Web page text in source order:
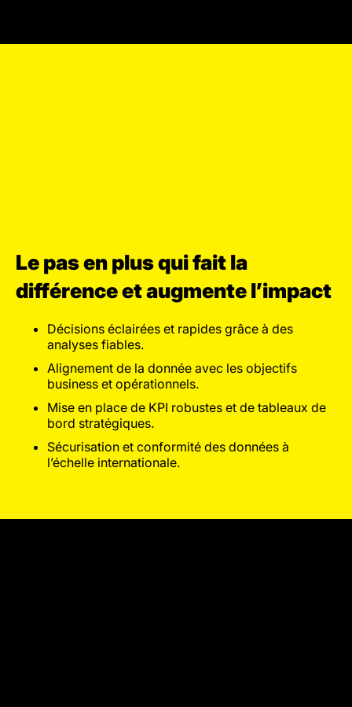
Le pas en plus qui fait la
différence et augmente l’impact
Décisions éclairées et rapides grâce à des
analyses fiables.
Alignement de la donnée avec les objectifs
business et opérationnels.
Mise en place de KPI robustes et de tableaux de
bord stratégiques.
Sécurisation et conformité des données à
l’échelle internationale.